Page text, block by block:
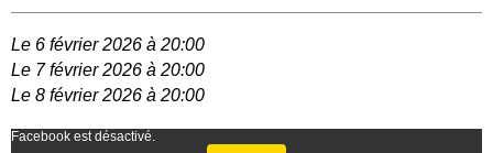
Le 6 février 2026 à 20:00
Le 7 février 2026 à 20:00
Le 8 février 2026 à 20:00
Facebook est désactivé.